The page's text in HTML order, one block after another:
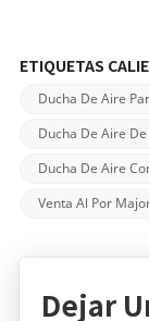
ETIQUETAS
Ducha De Aire
Ducha De Aire
Ducha De Aire
Venta Al Por
Dejar